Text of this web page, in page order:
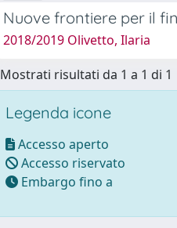
Nuove frontiere per il
2018/2019 Olivetto, Ilaria
Mostrati risultati da 1 a 1 di 1
Legenda icone
Accesso aperto
Accesso riservato
Embargo fino a